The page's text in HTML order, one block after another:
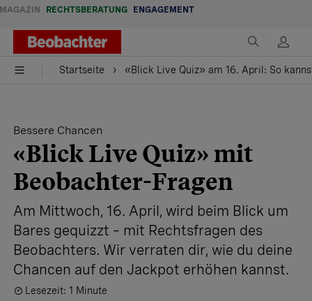
MAGAZIN RECHTSBERATUNG ENGAGEMENT
Startseite «Blick Live Quiz» am 16. April: So
Bessere Chancen
«Blick Live Quiz» mit
Beobachter-Fragen
Am Mittwoch, 16. April, wird beim Blick um
Bares gequizzt – mit Rechtsfragen des
Beobachters. Wir verraten dir, wie du deine
Chancen auf den Jackpot erhöhen kannst.
Lesezeit: 1 Minute